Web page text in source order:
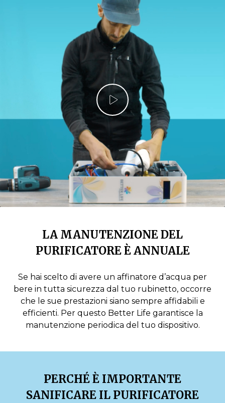
LA MANUTENZIONE DEL
PURIFICATORE È ANNUALE
Se hai scelto di avere un affinatore d’acqua per
bere in tutta sicurezza dal tuo rubinetto, occorre
che le sue prestazioni siano sempre affidabili e
efficienti. Per questo Better Life garantisce la
manutenzione periodica del tuo dispositivo.
PERCHÉ È IMPORTANTE
SANIFICARE IL PURIFICATORE